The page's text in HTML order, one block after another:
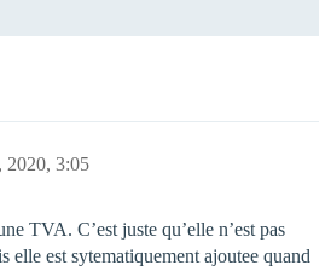
2020, 3:05
TVA. C’est juste qu’elle n’est pas
elle est sytematiquement ajoutee quand